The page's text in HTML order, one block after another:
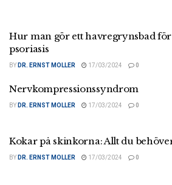
Hur man gör ett havregrynsbad för
psoriasis
BY DR. ERNST MOLLER 17/03/2024 0
Nervkompressionssyndrom
BY DR. ERNST MOLLER 17/03/2024 0
Kokar på skinkorna: Allt du
BY DR. ERNST MOLLER 17/03/2024 0